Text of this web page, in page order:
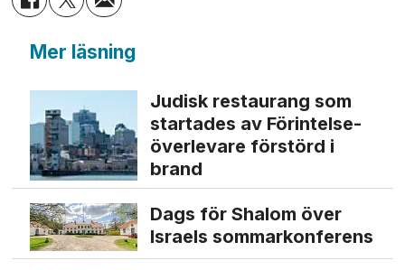
Mer läsning
Judisk restaurang som
startades av Förintelse­
överlevare förstörd i
brand
Dags för Shalom över
Israels sommarkonferens